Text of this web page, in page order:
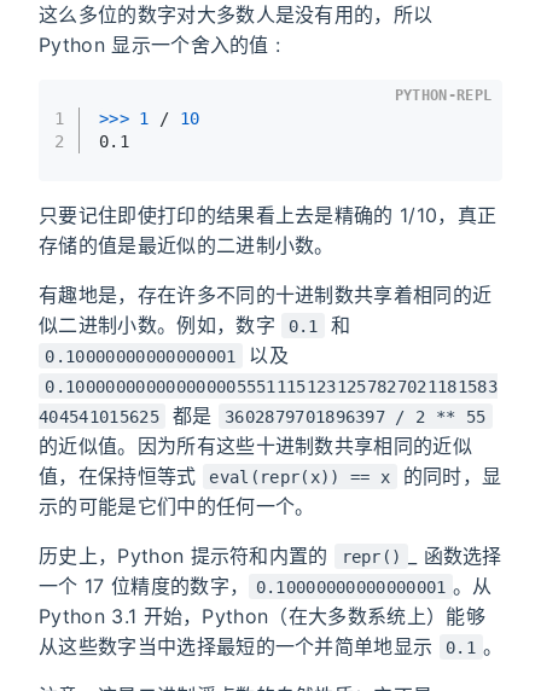
这么多位的数字对大多数人是没有用的，所以
Python 显示一个舍入的值 :
1
2
>>> 1 / 10
0.1
PYTHON-REPL
只要记住即使打印的结果看上去是精确的 1/10，真正
存储的值是最近似的二进制小数。
有趣地是，存在许多不同的十进制数共享着相同的近
似二进制小数。例如，数字
0.1 和
0.10000000000000001 以及
0.1000000000000000055511151231257827021181583
404541015625
都是 3602879701896397 / 2 ** 55
的近似值。因为所有这些十进制数共享相同的近似
值，在保持恒等式
eval(repr(x)) == x
的同时，显
示的可能是它们中的任何一个。
历史上，Python 提示符和内置的 repr()
_ 函数选择
一个 17 位精度的数字，
0.10000000000000001 。从
Python 3.1 开始，Python（在大多数系统上）能够
从这些数字当中选择最短的一个并简单地显示
0.1 。